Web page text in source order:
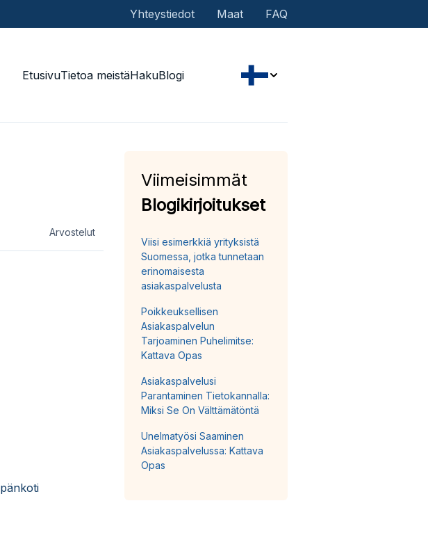
Yhteystiedot Maat FAQ
EtusivuTietoa meistäHakuBlogi
Arvostelut
Viimeisimmät
Blogikirjoitukset
Viisi esimerkkiä yrityksistä
Suomessa, jotka tunnetaan
erinomaisesta
asiakaspalvelusta
Poikkeuksellisen
Asiakaspalvelun
Tarjoaminen Puhelimitse:
Kattava Opas
Asiakaspalvelusi
Parantaminen Tietokannalla:
Miksi Se On Välttämätöntä
Unelmatyösi Saaminen
Asiakaspalvelussa: Kattava
Opas